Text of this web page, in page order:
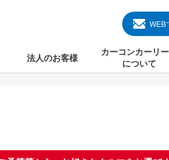
WEB
法人のお客様
カーコンカーリ
について